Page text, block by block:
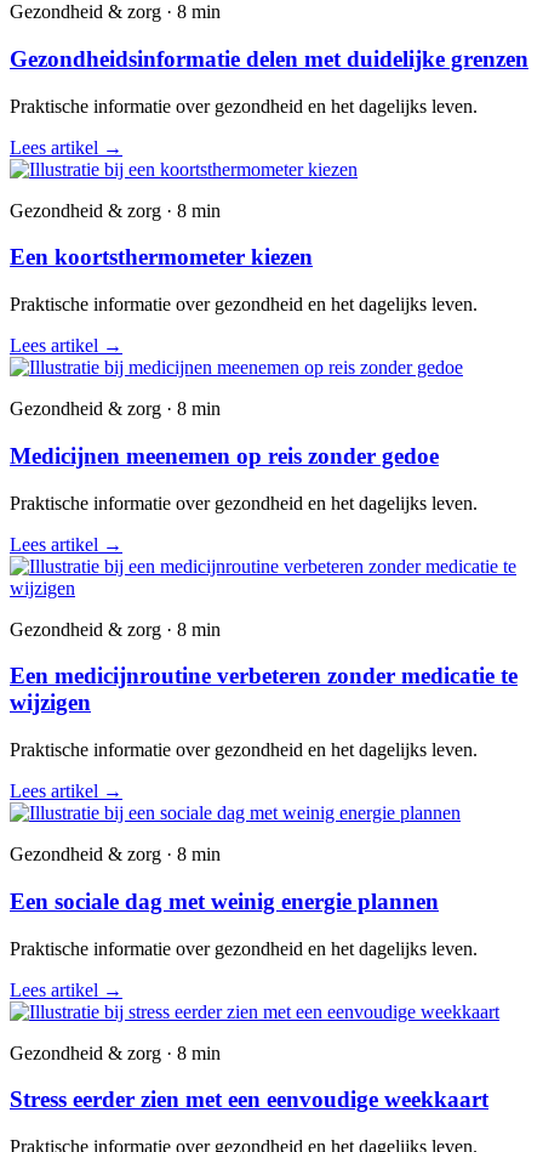
Gezondheid & zorg · 8 min
Gezondheidsinformatie delen met duidelijke grenzen
Praktische informatie over gezondheid en het dagelijks leven.
Lees artikel →
Gezondheid & zorg · 8 min
Een koortsthermometer kiezen
Praktische informatie over gezondheid en het dagelijks leven.
Lees artikel →
Gezondheid & zorg · 8 min
Medicijnen meenemen op reis zonder gedoe
Praktische informatie over gezondheid en het dagelijks leven.
Lees artikel →
Gezondheid & zorg · 8 min
Een medicijnroutine verbeteren zonder medicatie te
wijzigen
Praktische informatie over gezondheid en het dagelijks leven.
Lees artikel →
Gezondheid & zorg · 8 min
Een sociale dag met weinig energie plannen
Praktische informatie over gezondheid en het dagelijks leven.
Lees artikel →
Gezondheid & zorg · 8 min
Stress eerder zien met een eenvoudige weekkaart
Praktische informatie over gezondheid en het dagelijks leven.